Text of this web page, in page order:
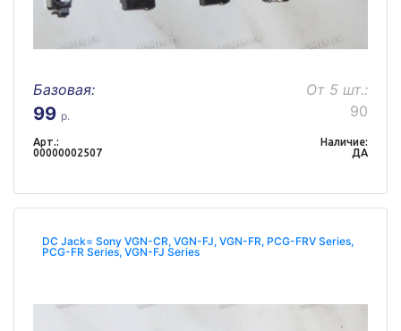
Базовая:
99 р.
От 5 шт.:
90
Арт.:
00000002507
Наличие:
ДА
DC Jack= Sony VGN-CR, VGN-FJ, VGN-FR, PCG-FRV Series,
PCG-FR Series, VGN-FJ Series